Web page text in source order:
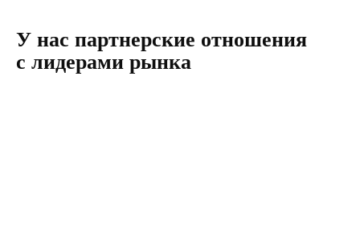
У нас партнерские отношения
с лидерами рынка